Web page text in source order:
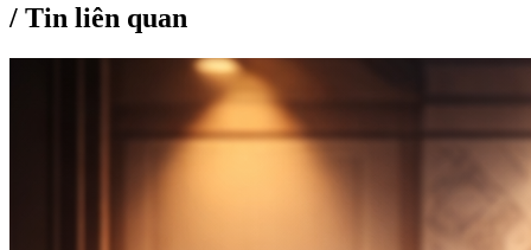
/ Tin liên quan